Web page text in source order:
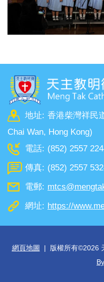
地址: 香港柴灣祥民
Chai Wan, Hong Kong)
電話: (852) 2557
傳真: (852) 2557
電郵:
網址: https://
網頁地圖 | 版權所有©2026